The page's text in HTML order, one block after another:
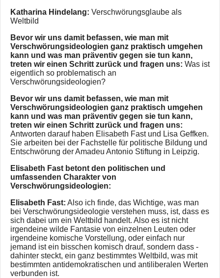
Katharina Hindelang: Verschwörungsglaube als
Weltbild
Bevor wir uns damit befassen, wie man mit
Verschwörungsideologien ganz praktisch umgehen
kann und was man präventiv gegen sie tun kann,
treten wir einen Schritt zurück und fragen uns: Was ist
eigentlich so problematisch an
Verschwörungsideologien?
Bevor wir uns damit befassen, wie man mit
Verschwörungsideologien ganz praktisch umgehen
kann und was man präventiv gegen sie tun kann,
treten wir einen Schritt zurück und fragen uns:
Antworten darauf haben Elisabeth Fast und Lisa Geffken.
Sie arbeiten bei der Fachstelle für politische Bildung und
Entschwörung der Amadeu Antonio Stiftung in Leipzig.
Elisabeth Fast betont den politischen und
umfassenden Charakter von
Verschwörungsideologien:
Elisabeth Fast: Also ich finde, das Wichtige, was man
bei Verschwörungsideologie verstehen muss, ist, dass es
sich dabei um ein Weltbild handelt. Also es ist nicht
irgendeine wilde Fantasie von einzelnen Leuten oder
irgendeine komische Vorstellung, oder einfach nur
jemand ist ein bisschen komisch drauf, sondern dass -
dahinter steckt, ein ganz bestimmtes Weltbild, was mit
bestimmten antidemokratischen und antiliberalen Werten
verbunden ist.